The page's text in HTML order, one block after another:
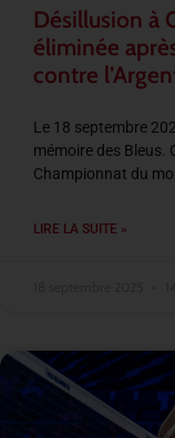
Désillusion à
éliminée
contre
Le 18 septembre
mémoire des Bleus.
Championnat du
LIRE LA SUITE »